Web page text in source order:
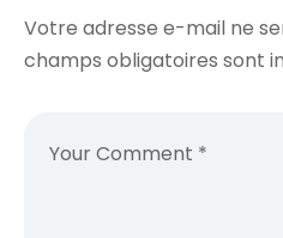
Votre adresse e-mail ne
champs obligatoires sont